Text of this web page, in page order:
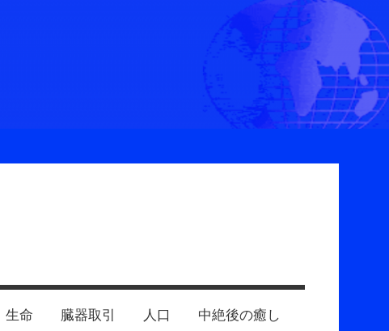
生命 臓器取引 人口 中絶後の癒し